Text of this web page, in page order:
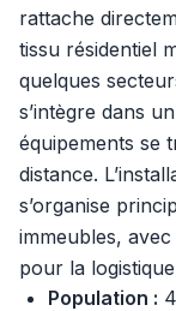
rattache
tissu résidentiel
quelques
s’intègre dans
équipements se
distance.
s’organise
immeubles,
pour la
Population :